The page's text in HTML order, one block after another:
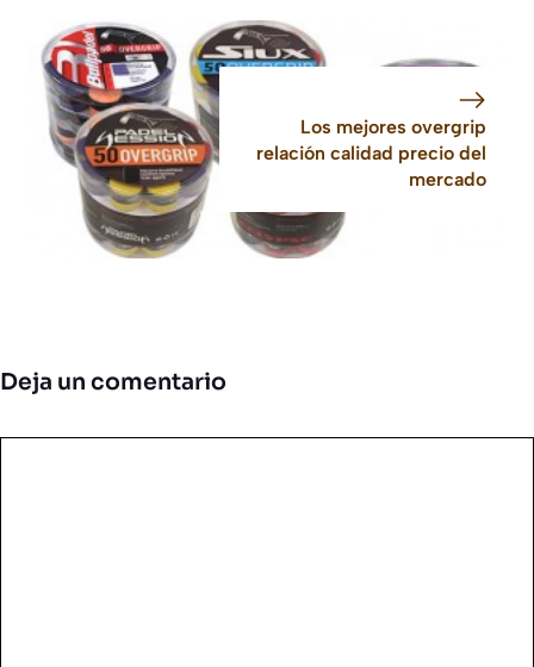
Los mejores overgrip
relación calidad precio del
mercado
Deja un comentario